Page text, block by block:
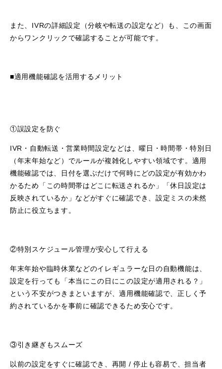
また、IVRの詳細設定（分岐や転送の設定など）も、この画面
からワンクリックで確認することが可能です。
■適用機能確認を活用するメリット
①誤設定を防ぐ
IVR・自動転送・営業時間設定などは、曜日・時間帯・特別日
（年末年始など）でルールが複雑化しやすい領域です。適用
機能確認では、日付を選ぶだけで何時にどの設定が有効かわ
かるため「この時間帯はどこに転送されるか」「休日設定は
反映されているか」などがすぐに確認でき、設定ミスの未然
防止に役立ちます。
②特別スケジュール管理が安心して行える
年末年始や臨時休業などのイレギュラーな日の自動機能は、
設定を行っても「本当にこの日にこの設定が適用される？」
という不安がつきまといますが、適用機能確認で、正しく予
約されているかを事前に確認できるため安心です。
③引き継ぎもスムーズ
以前の設定をすぐに確認でき、再開 / 停止も容易で、担当者